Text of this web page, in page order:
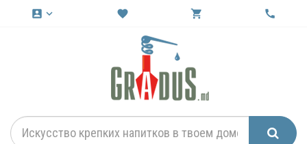
account_box keyboard_arrow_down favorite shopping_cart call